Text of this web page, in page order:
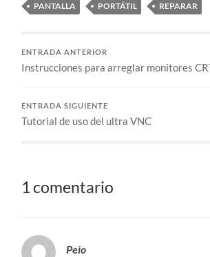
PANTALLA
PORTÁTIL REPARAR
ENTRADA ANTERIOR
Instrucciones para arreglar monitores
ENTRADA SIGUIENTE
Tutorial de uso del ultra VNC
1 comentario
Peio